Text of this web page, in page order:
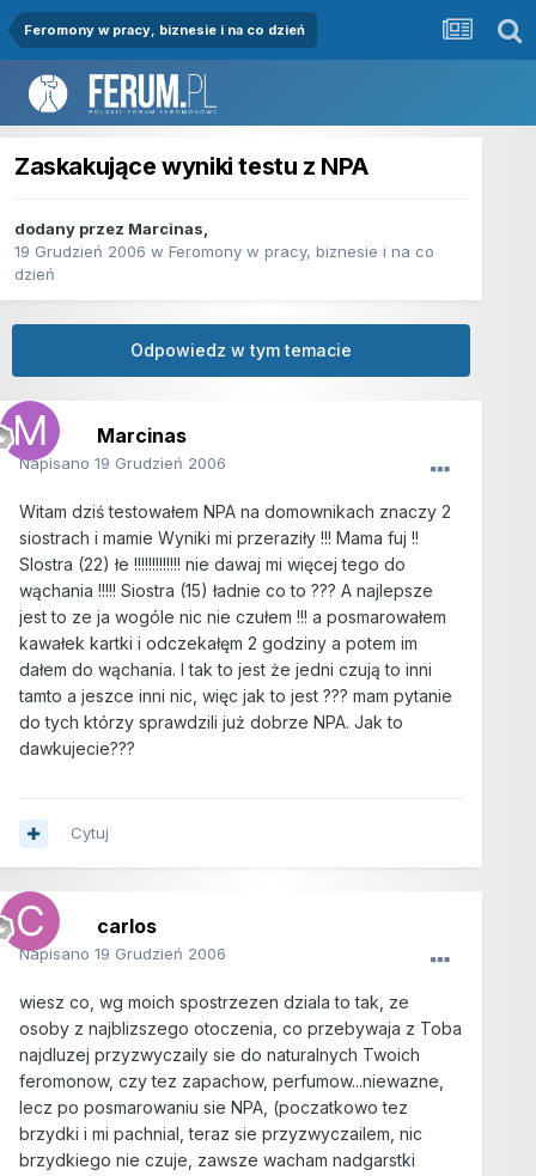
Feromony w pracy, biznesie i na co dzień
Zaskakujące wyniki testu z NPA
dodany przez Marcinas,
19 Grudzień 2006 w Feromony w pracy, biznesie i na co
dzień
Odpowiedz w tym temacie
Marcinas
Napisano 19 Grudzień 2006
Witam dziś testowałem NPA na domownikach znaczy 2
siostrach i mamie Wyniki mi przeraziły !!! Mama fuj !!
SIostra (22) łe !!!!!!!!!!!!! nie dawaj mi więcej tego do
wąchania !!!!! Siostra (15) ładnie co to ??? A najlepsze
jest to ze ja wogóle nic nie czułem !!! a posmarowałem
kawałek kartki i odczekałęm 2 godziny a potem im
dałem do wąchania. I tak to jest że jedni czują to inni
tamto a jeszce inni nic, więc jak to jest ??? mam pytanie
do tych którzy sprawdzili już dobrze NPA. Jak to
dawkujecie???
Cytuj
carlos
Napisano 19 Grudzień 2006
wiesz co, wg moich spostrzezen dziala to tak, ze
osoby z najblizszego otoczenia, co przebywaja z Toba
najdluzej przyzwyczaily sie do naturalnych Twoich
feromonow, czy tez zapachow, perfumow...niewazne,
lecz po posmarowaniu sie NPA, (poczatkowo tez
brzydki i mi pachnial, teraz sie przyzwyczailem, nic
brzydkiego nie czuje, zawsze wacham nadgarstki